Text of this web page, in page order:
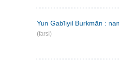
Yun Gabīiyil Burkmān :
(farsi)